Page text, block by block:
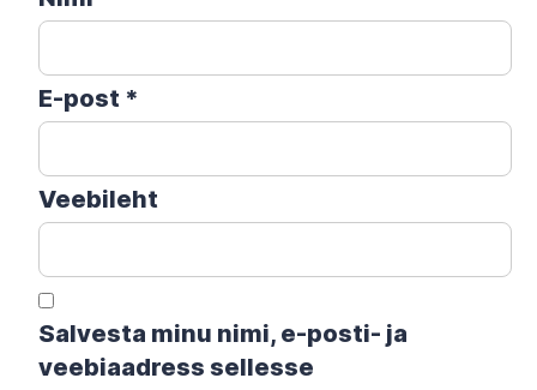
E-post *
Veebileht
Salvesta minu nimi, e-posti- ja
veebiaadress sellesse